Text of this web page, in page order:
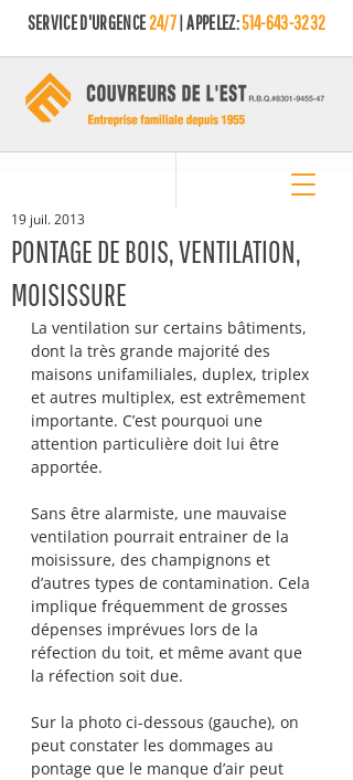
SERVICE D'URGENCE24/7| APPELEZ:514-643-3232
PONTAGE DE BOIS, VENTILATION,
MOISISSURE
19 juil. 2013
La ventilation sur certains bâtiments,
dont la très grande majorité des
maisons unifamiliales, duplex, triplex
et autres multiplex, est extrêmement
importante. C’est pourquoi une
attention particulière doit lui être
apportée.
Sans être alarmiste, une mauvaise
ventilation pourrait entrainer de la
moisissure, des champignons et
d’autres types de contamination. Cela
implique fréquemment de grosses
dépenses imprévues lors de la
réfection du toit, et même avant que
la réfection soit due.
Sur la photo ci-dessous (gauche), on
peut constater les dommages au
pontage que le manque d’air peut